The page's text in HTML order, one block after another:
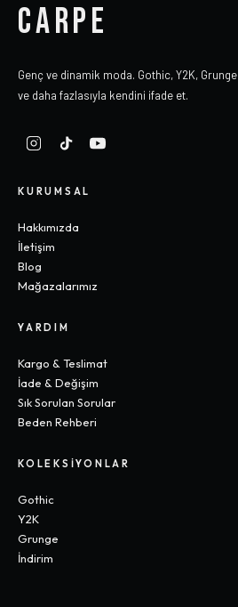
CARPE
Genç ve dinamik moda. Gothic, Y2K, Grunge
ve daha fazlasıyla kendini ifade et.
KURUMSAL
Hakkımızda
İletişim
Blog
Mağazalarımız
YARDIM
Kargo & Teslimat
İade & Değişim
Sık Sorulan Sorular
Beden Rehberi
KOLEKSIYONLAR
Gothic
Y2K
Grunge
İndirim